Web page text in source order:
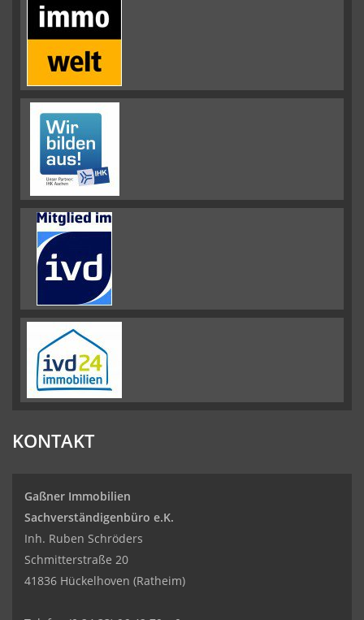
KONTAKT
Gaßner Immobilien
Sachverständigenbüro e.K.
Inh. Ruben Schröders
Schmitterstraße 20
41836 Hückelhoven (Ratheim)